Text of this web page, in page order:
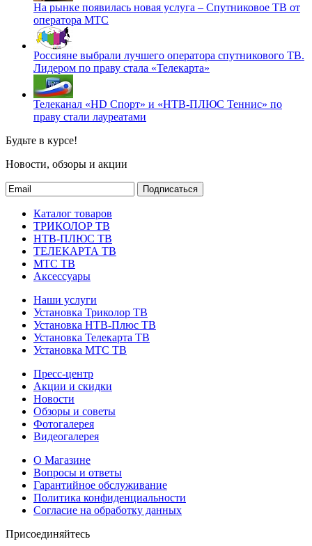
На рынке появилась новая услуга – Спутниковое ТВ от
оператора МТС
Россияне выбрали лучшего оператора спутникового ТВ.
Лидером по праву стала «Телекарта»
Телеканал «HD Спорт» и «НТВ-ПЛЮС Теннис» по
праву стали лауреатами
Будьте в курсе!
Новости, обзоры и акции
Подписаться
Каталог товаров
ТРИКОЛОР ТВ
НТВ-ПЛЮС ТВ
ТЕЛЕКАРТА ТВ
МТС ТВ
Аксессуары
Наши услуги
Установка Триколор ТВ
Установка НТВ-Плюс ТВ
Установка Телекарта ТВ
Установка МТС ТВ
Пресс-центр
Акции и скидки
Новости
Обзоры и советы
Фотогалерея
Видеогалерея
О Магазине
Вопросы и ответы
Гарантийное обслуживание
Политика конфиденциальности
Согласие на обработку данных
Присоединяйтесь